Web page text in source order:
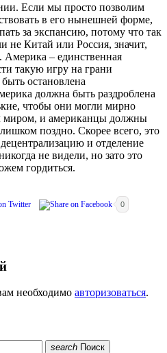
Если мы просто позволим
в его нынешней форме,
за экспансию, потому что так
не Китай или Россия, значит,
Америка – единственная
такую игру на грани
остановлена
должна быть раздроблена
чтобы они могли мирно
миром, и американцы должны
поздно. Скорее всего, это
и отделение
не видели, но зато это
гордиться.
0
необходимо авторизоваться.
search Поиск